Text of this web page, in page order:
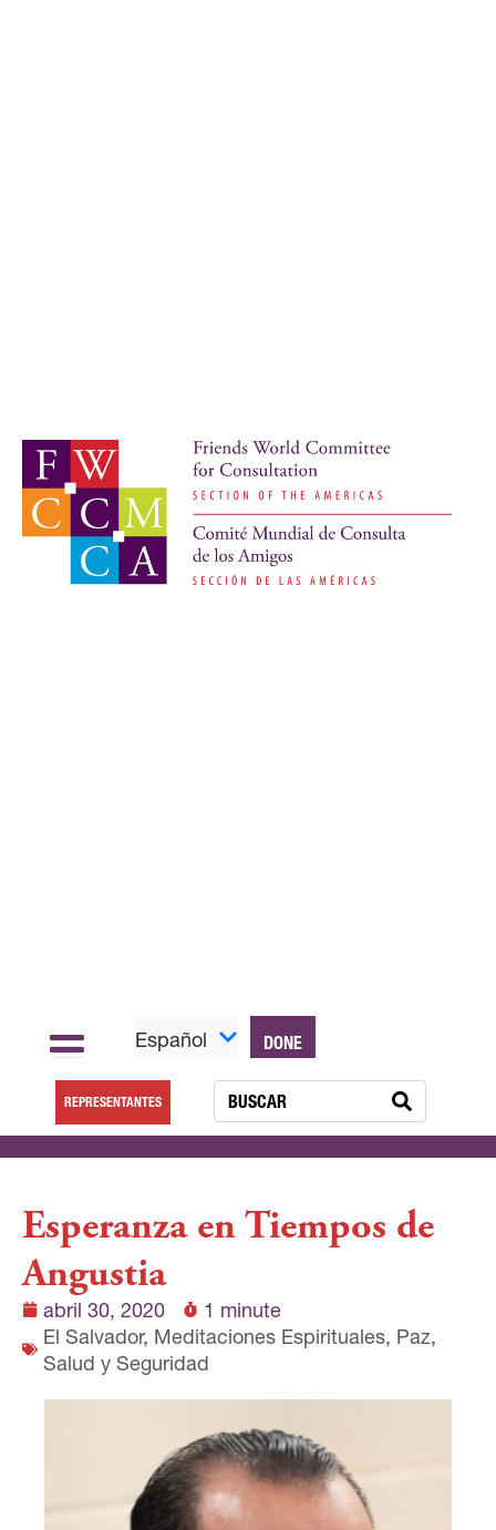
Español DONE
REPRESENTANTES
Esperanza en Tiempos de
Angustia
abril 30, 2020
1 minute
El Salvador, Meditaciones Espirituales, Paz,
Salud y Seguridad